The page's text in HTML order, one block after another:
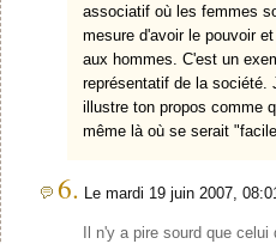
associatif où les femmes
mesure d'avoir le pouvoir
aux hommes. C'est un
représentatif de la société.
illustre ton propos comme
même là où se serait
6. Le mardi 19 juin 2007,
Il n'y a pire sourd que